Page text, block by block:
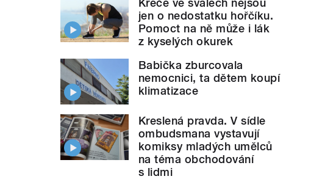
Křeče ve svalech nejsou
jen o nedostatku hořčíku.
Pomoct na ně může i lák
z kyselých okurek
Babička zburcovala
nemocnici, ta dětem koupí
klimatizace
Kreslená pravda. V sídle
ombudsmana vystavují
komiksy mladých umělců
na téma obchodování
s lidmi